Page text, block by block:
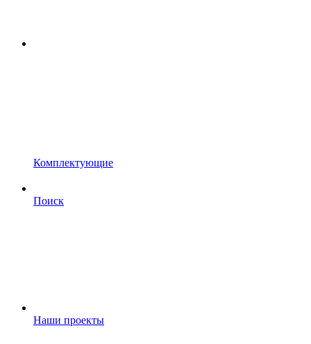
Комплектующие
Поиск
Наши проекты